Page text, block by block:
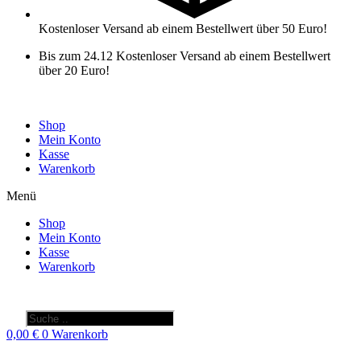
Kostenloser Versand ab einem Bestellwert über 50 Euro!
Bis zum 24.12 Kostenloser Versand ab einem Bestellwert
über 20 Euro!
Shop
Mein Konto
Kasse
Warenkorb
Menü
Shop
Mein Konto
Kasse
Warenkorb
Products
search
0,00 € 0 Warenkorb